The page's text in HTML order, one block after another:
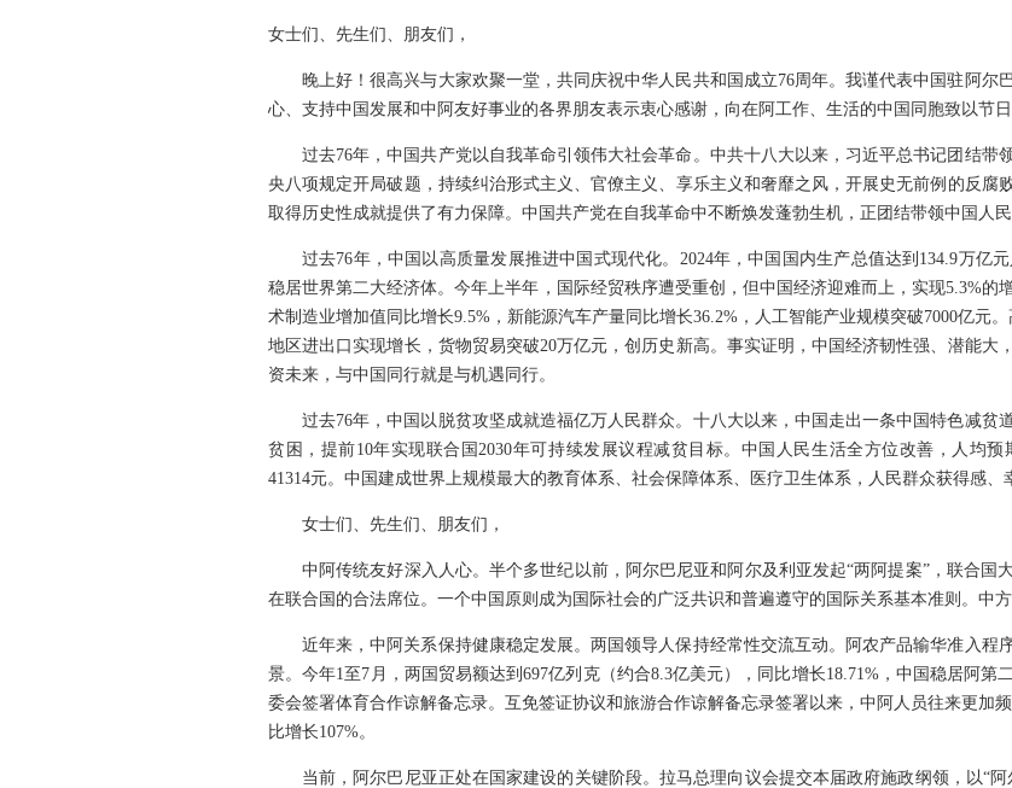
女士们、先生们、朋友们，
晚上好！很高兴与大家欢聚一堂，共同庆祝中华人民共和国成立76周年。我谨代表中国驻阿尔
心、支持中国发展和中阿友好事业的各界朋友表示衷心感谢，向在阿工作、生活的中国同胞致以节日
过去76年，中国共产党以自我革命引领伟大社会革命。中共十八大以来，习近平总书记团结带
央八项规定开局破题，持续纠治形式主义、官僚主义、享乐主义和奢靡之风，开展史无前例的反腐
取得历史性成就提供了有力保障。中国共产党在自我革命中不断焕发蓬勃生机，正团结带领中国人
过去76年，中国以高质量发展推进中国式现代化。2024年，中国国内生产总值达到134.9万亿
稳居世界第二大经济体。今年上半年，国际经贸秩序遭受重创，但中国经济迎难而上，实现5.3%的
术制造业增加值同比增长9.5%，新能源汽车产量同比增长36.2%，人工智能产业规模突破7000亿元
地区进出口实现增长，货物贸易突破20万亿元，创历史新高。事实证明，中国经济韧性强、潜能大
资未来，与中国同行就是与机遇同行。
过去76年，中国以脱贫攻坚成就造福亿万人民群众。十八大以来，中国走出一条中国特色减贫
贫困，提前10年实现联合国2030年可持续发展议程减贫目标。中国人民生活全方位改善，人均
41314元。中国建成世界上规模最大的教育体系、社会保障体系、医疗卫生体系，人民群众获得感、
女士们、先生们、朋友们，
中阿传统友好深入人心。半个多世纪以前，阿尔巴尼亚和阿尔及利亚发起“两阿提案”，联合国
在联合国的合法席位。一个中国原则成为国际社会的广泛共识和普遍遵守的国际关系基本准则。中
近年来，中阿关系保持健康稳定发展。两国领导人保持经常性交流互动。阿农产品输华准入程
景。今年1至7月，两国贸易额达到697亿列克（约合8.3亿美元），同比增长18.71%，中国稳居阿
委会签署体育合作谅解备忘录。互免签证协议和旅游合作谅解备忘录签署以来，中阿人员往来更加
比增长107%。
当前，阿尔巴尼亚正处在国家建设的关键阶段。拉马总理向议会提交本届政府施政纲领，以“